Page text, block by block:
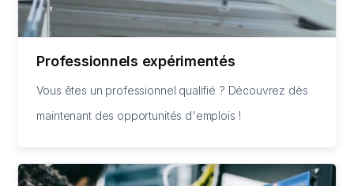
Professionnels expérimentés
Vous êtes un professionnel qualifié ? Découvrez dès
maintenant des opportunités d'emplois !